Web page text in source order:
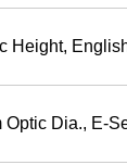
Height,
Optic Dia., E-